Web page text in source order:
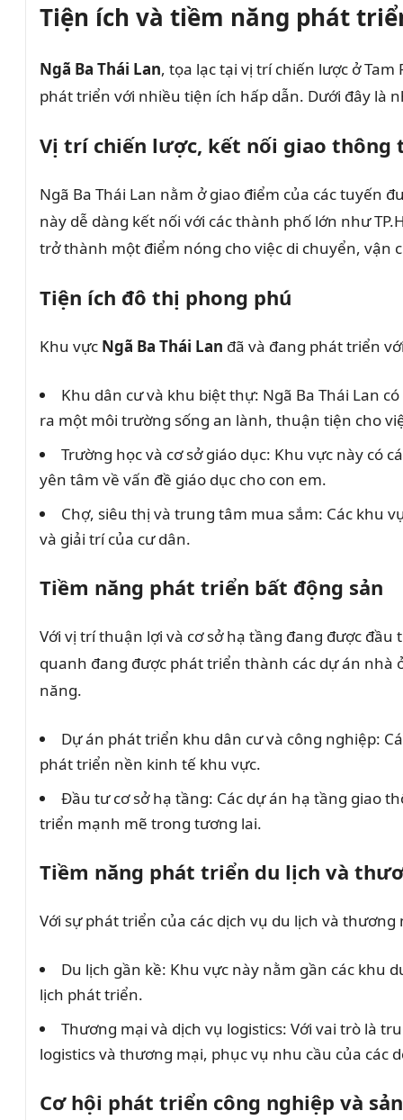
Tiện ích và tiềm năng phát
Ngã Ba Thái Lan, tọa lạc tại vị trí chiến lược ở
phát triển với nhiều tiện ích hấp dẫn. Dưới đây là
Vị trí chiến lược, kết nối giao thông
Ngã Ba Thái Lan nằm ở giao điểm của các tuyến
này dễ dàng kết nối với các thành phố lớn như
trở thành một điểm nóng cho việc di chuyển, vận
Tiện ích đô thị phong phú
Khu vực Ngã Ba Thái Lan đã và đang phát triển
Khu dân cư và khu biệt thự: Ngã Ba Thái Lan
ra một môi trường sống an lành, thuận tiện cho
Trường học và cơ sở giáo dục: Khu vực này có
yên tâm về vấn đề giáo dục cho con em.
Chợ, siêu thị và trung tâm mua sắm: Các khu
và giải trí của cư dân.
Tiềm năng phát triển bất động sản
Với vị trí thuận lợi và cơ sở hạ tầng đang được
quanh đang được phát triển thành các dự án
năng.
Dự án phát triển khu dân cư và công nghiệp:
phát triển nền kinh tế khu vực.
Đầu tư cơ sở hạ tầng: Các dự án hạ tầng giao
triển mạnh mẽ trong tương lai.
Tiềm năng phát triển du lịch và
Với sự phát triển của các dịch vụ du lịch và
Du lịch gần kề: Khu vực này nằm gần các khu
lịch phát triển.
Thương mại và dịch vụ logistics: Với vai trò là
logistics và thương mại, phục vụ nhu cầu của các
Cơ hội phát triển công nghiệp và